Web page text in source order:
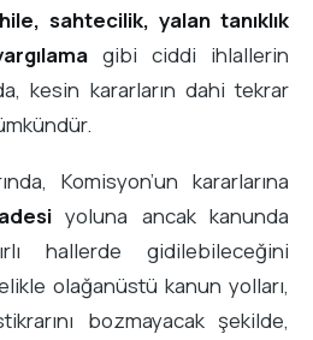
hile, sahtecilik, yalan tanıklık
gibi ciddi ihlallerin
kesin kararların dahi tekrar
Komisyon’un kararlarına
yoluna ancak kanunda
hallerde gidilebileceğini
olağanüstü kanun yolları,
bozmayacak şekilde,